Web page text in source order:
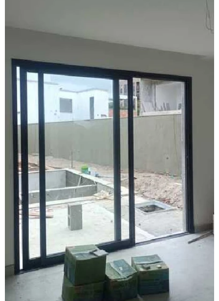
Fábrica de janela sobreposta de correr em sp
Fábrica de janela sobreposta de giro
Fábrica janela sobreposta de giro em são paulo
Fábrica de janela vidro multilaminado
Fábrica de janela vidro triplo
Fábrica de porta camarão
Fábrica de tela mosquiteira
Fabricante de esquadrias
Fabricante esquadrias alumínio
Fabricante de janela acústica
Fabricante de janela de alumínio sobreposta
Fabricante de janela anti ruído